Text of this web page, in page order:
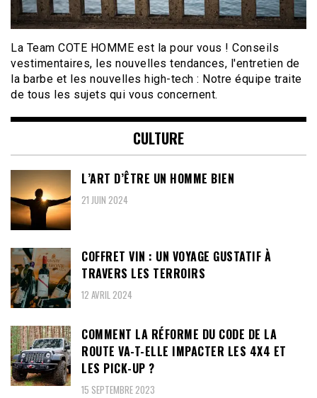
La Team COTE HOMME est la pour vous ! Conseils
vestimentaires, les nouvelles tendances, l'entretien de
la barbe et les nouvelles high-tech : Notre équipe traite
de tous les sujets qui vous concernent.
CULTURE
L’ART D’ÊTRE UN HOMME BIEN
21 JUIN 2024
COFFRET VIN : UN VOYAGE GUSTATIF À
TRAVERS LES TERROIRS
12 AVRIL 2024
COMMENT LA RÉFORME DU CODE DE LA
ROUTE VA-T-ELLE IMPACTER LES 4X4 ET
LES PICK-UP ?
15 SEPTEMBRE 2023